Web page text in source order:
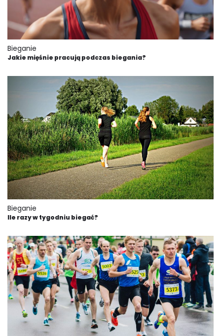
Bieganie
Jakie mięśnie pracują podczas biegania?
Bieganie
Ile razy w tygodniu biegać?